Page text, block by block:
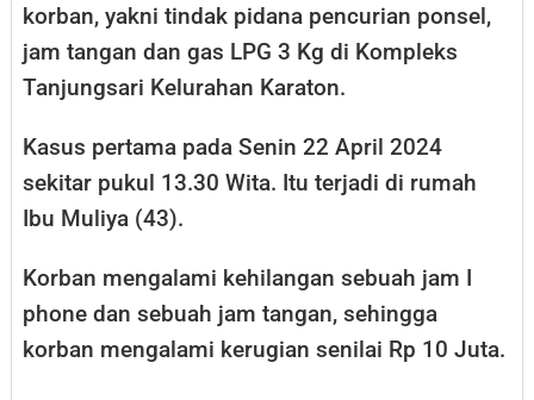
korban, yakni tindak pidana pencurian ponsel,
jam tangan dan gas LPG 3 Kg di Kompleks
Tanjungsari Kelurahan Karaton.
Kasus pertama pada Senin 22 April 2024
sekitar pukul 13.30 Wita. Itu terjadi di rumah
Ibu Muliya (43).
Korban mengalami kehilangan sebuah jam I
phone dan sebuah jam tangan, sehingga
korban mengalami kerugian senilai Rp 10 Juta.